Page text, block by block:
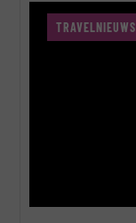
TRAVELNIEUWS